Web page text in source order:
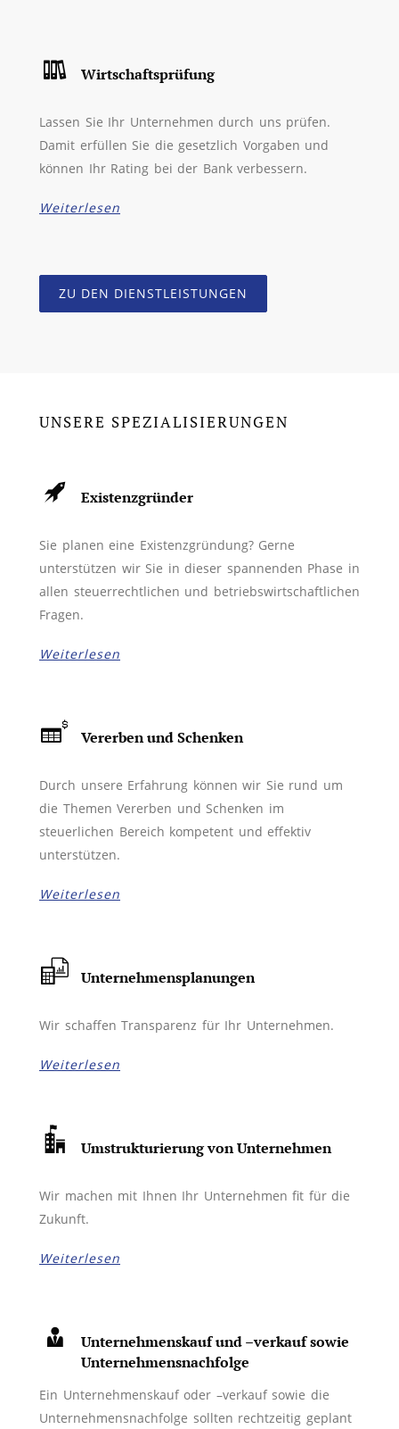
Wirtschaftsprüfung
Lassen Sie Ihr Unternehmen durch uns prüfen.
Damit erfüllen Sie die gesetzlich Vorgaben und
können Ihr Rating bei der Bank verbessern.
Weiterlesen
ZU DEN DIENSTLEISTUNGEN
UNSERE SPEZIALISIERUNGEN
Existenzgründer
Sie planen eine Existenzgründung? Gerne
unterstützen wir Sie in dieser spannenden Phase in
allen steuerrechtlichen und betriebswirtschaftlichen
Fragen.
Weiterlesen
Vererben und Schenken
Durch unsere Erfahrung können wir Sie rund um
die Themen Vererben und Schenken im
steuerlichen Bereich kompetent und effektiv
unterstützen.
Weiterlesen
Unternehmensplanungen
Wir schaffen Transparenz für Ihr Unternehmen.
Weiterlesen
Umstrukturierung von Unternehmen
Wir machen mit Ihnen Ihr Unternehmen fit für die
Zukunft.
Weiterlesen
Unternehmenskauf und –verkauf sowie
Unternehmensnachfolge
Ein Unternehmenskauf oder –verkauf sowie die
Unternehmensnachfolge sollten rechtzeitig geplant